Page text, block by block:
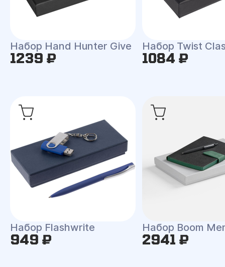
Набор Hand Hunter Give
1239 ₽
Набор Twist
1084 ₽
Набор Flashwrite
949 ₽
Набор Boom
2941 ₽